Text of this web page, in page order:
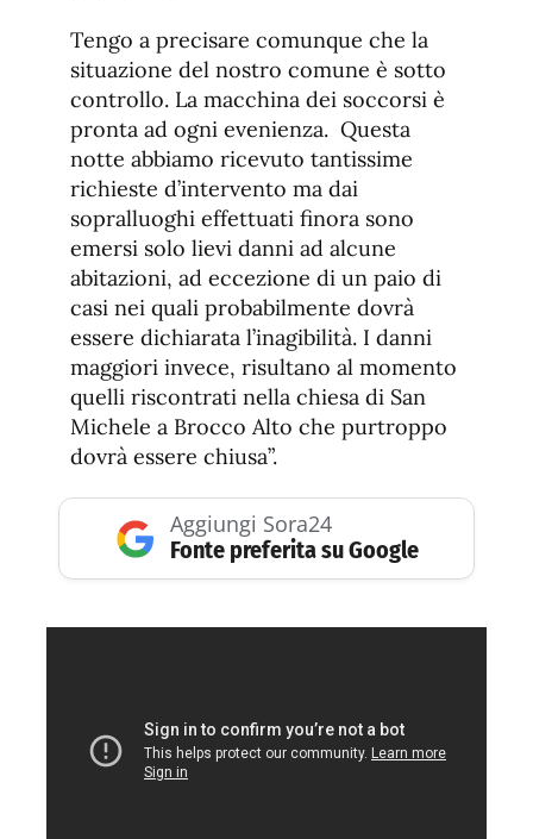
Tengo a precisare comunque che la
situazione del nostro comune è sotto
controllo. La macchina dei soccorsi è
pronta ad ogni evenienza. Questa
notte abbiamo ricevuto tantissime
richieste d’intervento ma dai
sopralluoghi effettuati finora sono
emersi solo lievi danni ad alcune
abitazioni, ad eccezione di un paio di
casi nei quali probabilmente dovrà
essere dichiarata l’inagibilità. I danni
maggiori invece, risultano al momento
quelli riscontrati nella chiesa di San
Michele a Brocco Alto che purtroppo
dovrà essere chiusa”.
Aggiungi Sora24
Fonte preferita su Google